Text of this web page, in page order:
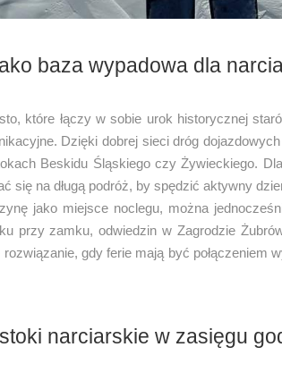
baza wypadowa dla
które łączy w sobie urok historycznej
Dzięki dobrej sieci dróg
Beskidu Śląskiego czy Żywieckiego.
się na długą podróż, by spędzić aktywny
jako miejsce noclegu, można
przy zamku, odwiedzin w Zagrodzie
rozwiązanie, gdy ferie mają być połączeniem
narciarskie w zasięgu